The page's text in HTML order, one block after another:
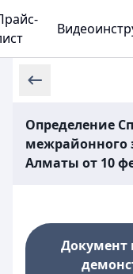
Определение
межрайонного
Алматы от 10
Документ